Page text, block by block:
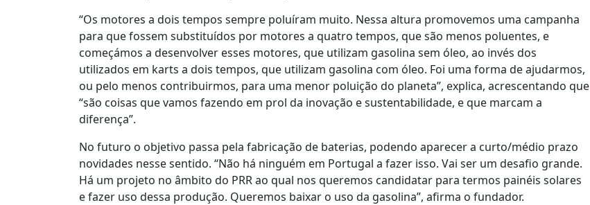
“Os motores a dois tempos sempre poluíram muito. Nessa altura promovemos uma campanha
para que fossem substituídos por motores a quatro tempos, que são menos poluentes, e
começámos a desenvolver esses motores, que utilizam gasolina sem óleo, ao invés dos
utilizados em karts a dois tempos, que utilizam gasolina com óleo. Foi uma forma de ajudarmos,
ou pelo menos contribuirmos, para uma menor poluição do planeta”, explica, acrescentando que
“são coisas que vamos fazendo em prol da inovação e sustentabilidade, e que marcam a
diferença”.
No futuro o objetivo passa pela fabricação de baterias, podendo aparecer a curto/médio prazo
novidades nesse sentido. “Não há ninguém em Portugal a fazer isso. Vai ser um desafio grande.
Há um projeto no âmbito do PRR ao qual nos queremos candidatar para termos painéis solares
e fazer uso dessa produção. Queremos baixar o uso da gasolina”, afirma o fundador.